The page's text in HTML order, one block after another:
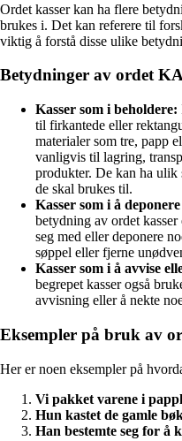
Ordet kasser kan ha flere
brukes i. Det kan referere til
viktig å forstå disse ulike
Betydninger av ordet
Kasser som i beholdere:
til firkantede eller
materialer som tre, papp
vanligvis til lagring,
produkter. De kan ha ulik
de skal brukes til.
Kasser som i å
betydning av ordet
seg med eller deponere
søppel eller fjerne
Kasser som i å avvise
begrepet kasser også
avvisning eller å nekte
Eksempler på bruk av
Her er noen eksempler på
Vi pakket varene i
Hun kastet de gamle
Han bestemte seg for å